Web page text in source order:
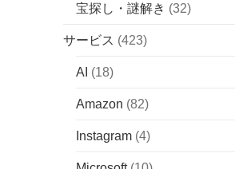
宝探し・謎解き (32)
サービス (423)
AI (18)
Amazon (82)
Instagram (4)